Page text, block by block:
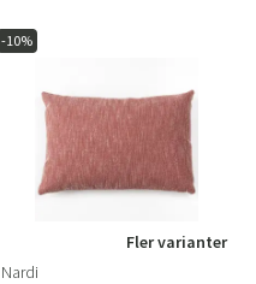
-10%
Fler varianter
Nardi